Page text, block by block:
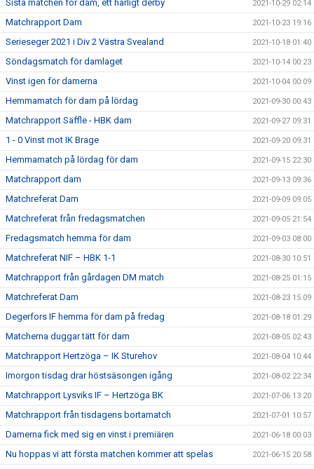
Sista matchen för dam, ett härligt derby 2021-10-29 02:14
Matchrapport Dam 2021-10-23 19:16
Serieseger 2021 i Div 2 Västra Svealand 2021-10-18 01:40
Söndagsmatch för damlaget 2021-10-14 00:23
Vinst igen för damerna 2021-10-04 00:09
Hemmamatch för dam på lördag 2021-09-30 00:43
Matchrapport Säffle - HBK dam 2021-09-27 09:31
1 - 0 Vinst mot IK Brage 2021-09-20 09:31
Hemmamatch på lördag för dam 2021-09-15 22:30
Matchrapport dam 2021-09-13 09:36
Matchreferat Dam 2021-09-09 09:05
Matchreferat från fredagsmatchen 2021-09-05 21:54
Fredagsmatch hemma för dam 2021-09-03 08:00
Matchreferat NIF – HBK 1-1 2021-08-30 10:51
Matchrapport från gårdagen DM match 2021-08-25 01:15
Matchreferat Dam 2021-08-23 15:09
Degerfors IF hemma för dam på fredag 2021-08-18 01:29
Matcherna duggar tätt för dam 2021-08-05 02:43
Matchrapport Hertzöga – IK Sturehov 2021-08-04 10:44
Imorgon tisdag drar höstsäsongen igång 2021-08-02 22:34
Matchrapport Lysviks IF – Hertzöga BK 2021-07-06 13:20
Matchrapport från tisdagens bortamatch 2021-07-01 10:57
Damerna fick med sig en vinst i premiären 2021-06-18 00:03
Nu hoppas vi att första matchen kommer att spelas 2021-06-15 20:58